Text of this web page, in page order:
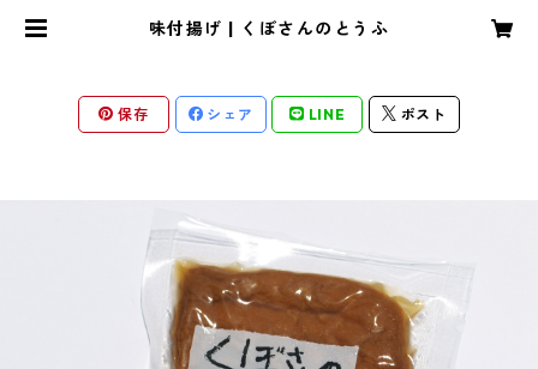
味付揚げ | くぼさんのとうふ
保存 シェア LINE ポスト